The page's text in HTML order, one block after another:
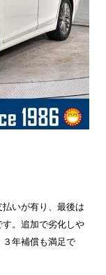
いが有り、最後は
。追加で劣化しや
年補償も満足で